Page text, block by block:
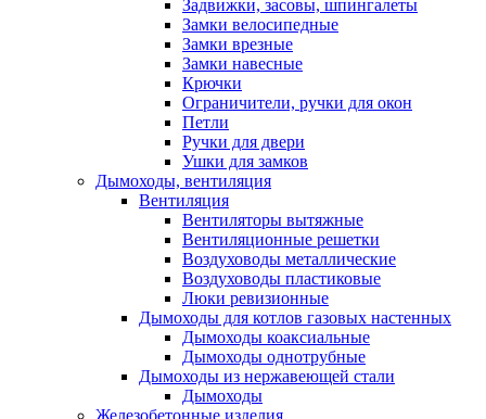
Задвижки, засовы, шпингалеты
Замки велосипедные
Замки врезные
Замки навесные
Крючки
Ограничители, ручки для окон
Петли
Ручки для двери
Ушки для замков
Дымоходы, вентиляция
Вентиляция
Вентиляторы вытяжные
Вентиляционные решетки
Воздуховоды металлические
Воздуховоды пластиковые
Люки ревизионные
Дымоходы для котлов газовых настенных
Дымоходы коаксиальные
Дымоходы однотрубные
Дымоходы из нержавеющей стали
Дымоходы
Железобетонные изделия